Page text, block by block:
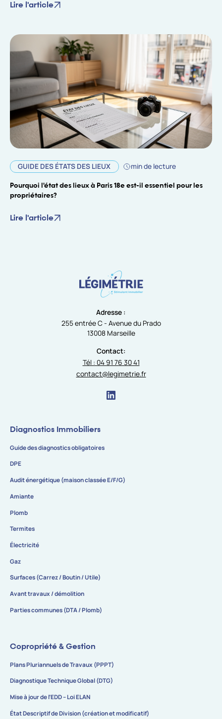
Lire l'article
GUIDE DES ÉTATS DES LIEUX min de lecture
Pourquoi l'état des lieux à Paris 18e est-il essentiel pour les
propriétaires?
Lire l'article
Adresse :
255 entrée C - Avenue du Prado
13008 Marseille
Contact:
Tél : 04 91 76 30 41
contact@legimetrie.fr
Diagnostics Immobiliers
Guide des diagnostics obligatoires
DPE
Audit énergétique (maison classée E/F/G)
Amiante
Plomb
Termites
Électricité
Gaz
Surfaces (Carrez / Boutin / Utile)
Avant travaux / démolition
Parties communes (DTA / Plomb)
Copropriété & Gestion
Plans Pluriannuels de Travaux (PPPT)
Diagnostique Technique Global (DTG)
Mise à jour de l’EDD – Loi ELAN
État Descriptif de Division (création et modificatif)